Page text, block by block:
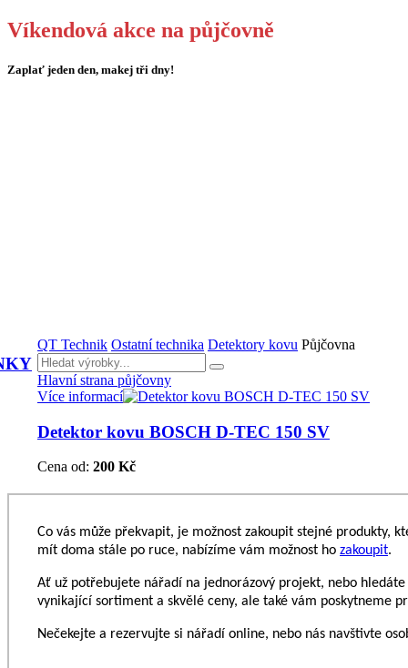
Víkendová akce na půjčovně
Zaplať jeden den, makej tři dny!
QT Technik Ostatní technika Detektory kovu Půjčovna
Hlavní strana půjčovny
Více informací
Detektor kovu BOSCH D-TEC 150 SV
Cena od: 200 Kč
Co vás může překvapit, je možnost zakoupit stejné produkty,
mít doma stále po ruce, nabízíme vám možnost ho zakoupit.
Ať už potřebujete nářadí na jednorázový projekt, nebo
vynikající sortiment a skvělé ceny, ale také vám poskytneme
Nečekejte a rezervujte si nářadí online, nebo nás navštivte